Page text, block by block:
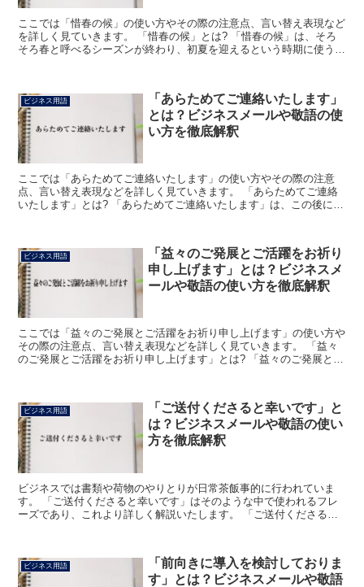
ここでは「惜春の候」の使い方やその際の注意点、言い替え表現など
を詳しく見ていきます。 「惜春の候」とは? 「惜春の候」は、そろ
そろ春と呼べるシーズンが終わり、初夏を迎えるという時期に使うこ
ビジネス用語
「あらためてご連絡いたします」
とは？ビジネスメールや敬語の使
い方を徹底解釈
ここでは「あらためてご連絡いたします」の使い方やその際の注意
点、言い替え表現などを詳しく見ていきます。 「あらためてご連絡
いたします」とは? 「あらためてご連絡いたします」は、この後にも
ビジネス用語
「益々のご発展とご活躍をお祈り
申し上げます」とは？ビジネスメ
ールや敬語の使い方を徹底解釈
ここでは「益々のご発展とご活躍をお祈り申し上げます」の使い方や
その際の注意点、言い替え表現などを詳しく見ていきます。 「益々
のご発展とご活躍をお祈り申し上げます」とは? 「益々のご発展とご
ビジネス用語
「ご送付くださると幸いです」と
は？ビジネスメールや敬語の使い
方を徹底解釈
ビジネスでは書類や荷物のやりとりが日常茶飯事的に行われていま
す。 「ご送付くださると幸いです」はそのような中で使われるフレ
ーズであり、これより詳しく解説いたします。 「ご送付くださると
ビジネス用語
「前向きに導入を検討しておりま
す」とは？ビジネスメールや敬語